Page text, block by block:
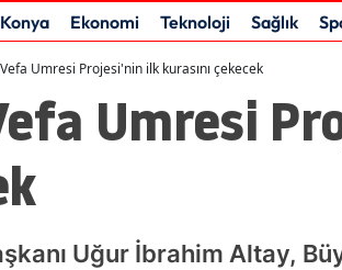
Afyonkarahisar
Amasya
Ankara
Konya Ekonomi Teknoloji Sağlık
Umresi Projesi'nin ilk kurasını çekecek
Umresi
Uğur İbrahim Altay,